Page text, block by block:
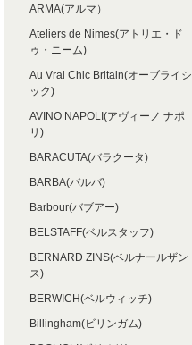
ARMA(アルマ）
Ateliers de Nimes(アトリエ・ド
ゥ・ニーム)
Au Vrai Chic Britain(オーブライシ
ック)
AVINO NAPOLI(アヴィーノ ナポ
リ)
BARACUTA(バラクータ)
BARBA(バルバ)
Barbour(バブアー)
BELSTAFF(ベルスタッフ)
BERNARD ZINS(ベルナールザン
ス)
BERWICH(ベルウィッチ)
Billingham(ビリンガム)